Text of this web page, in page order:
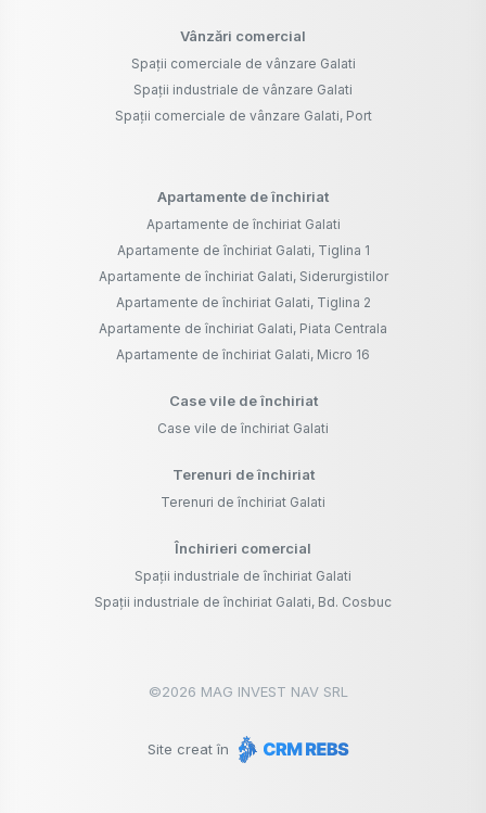
Vânzări comercial
Spații comerciale de vânzare Galati
Spații industriale de vânzare Galati
Spații comerciale de vânzare Galati, Port
Apartamente de închiriat
Apartamente de închiriat Galati
Apartamente de închiriat Galati, Tiglina 1
Apartamente de închiriat Galati, Siderurgistilor
Apartamente de închiriat Galati, Tiglina 2
Apartamente de închiriat Galati, Piata Centrala
Apartamente de închiriat Galati, Micro 16
Case vile de închiriat
Case vile de închiriat Galati
Terenuri de închiriat
Terenuri de închiriat Galati
Închirieri comercial
Spații industriale de închiriat Galati
Spații industriale de închiriat Galati, Bd. Cosbuc
©2026 MAG INVEST NAV SRL
Site creat în